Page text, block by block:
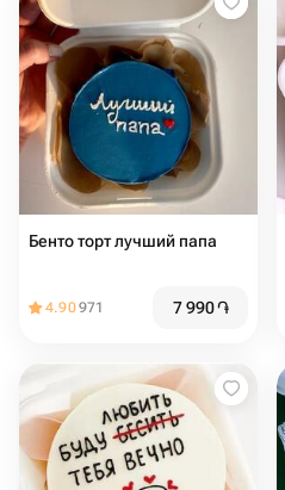
Бенто торт лучший папа
4.90971 7 990֏